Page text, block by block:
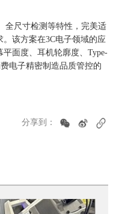
全尺寸检测等特性，完美适
该方案在3C电子领域的应
面度、耳机轮廓度、Type-
电子精密制造品质管控的
分享到：